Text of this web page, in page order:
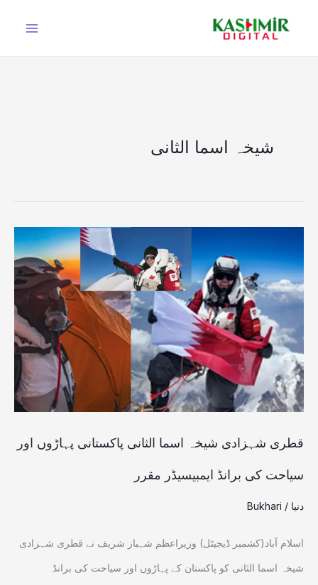
شیخہ اسما الثانی
قطری شہزادی شیخہ اسما الثانی پاکستانی پہاڑوں اور
سیاحت کی برانڈ ایمبیسیڈر مقرر
دنیا /
Bukhari
اسلام آباد(کشمیر ڈیجیٹل) وزیراعظم شہباز شریف نے قطری شہزادی
شیخہ اسما الثانی کو پاکستان کے پہاڑوں اور سیاحت کی برانڈ
شہزادی
شیخہ
الثانی
پاکستانی
پہاڑوں
اور
سیاحت
ایمبیسیڈر
مقرر